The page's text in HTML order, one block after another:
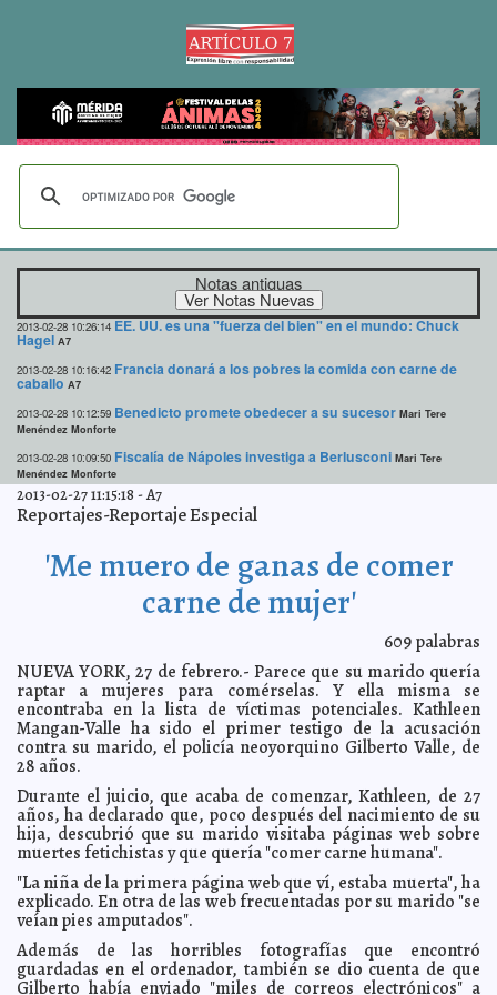
Notas antiguas
2013-02-28 10:26:14 EE. UU. es una "fuerza del bien" en el mundo: Chuck
Hagel A7
2013-02-28 10:16:42 Francia donará a los pobres la comida con carne de
caballo A7
2013-02-28 10:12:59 Benedicto promete obedecer a su sucesor Mari Tere
Menéndez Monforte
2013-02-28 10:09:50 Fiscalía de Nápoles investiga a Berlusconi Mari Tere
Menéndez Monforte
2013-02-28 08:14:57 ¿Quiénes son los turistas que vienen a México?
2013-02-28 08:07:55 Madre de niña de 9 años niega abuso sexual
2013-02-28 08:06:05 Más de 200 rayas varan en la Franja de Gaza A7
Amantes se suicidan lanzándose al río Yangtsé
Capturan 'vampiro marino' en río de Nueva Jersey
2013-02-27 23:45:17 El príncipe Harry vuelve a la escuela en Lesotho Mari Tere
Menéndez Monforte
2013-02-27 23:43:34 Yucatán, Estado seguro para estadounidenses: la
Cónsul A7
2013-02-27 23:37:49 Refrenda el Presidente su compromiso con el
magisterio nacional A7
2013-02-27 21:39:53 GOLPE POLÍTICO A LA HOFFA MEXICANA De Varios
2013-02-27 21:38:08 Turnan a comisiones iniciativa de Ley del senador
Daniel Ávila A7
Tres familias pobres estrenan casa en San José Tzal
2013-02-27 21:36:27 SCT anuncia inversión millonaria en carreteras de
Yucatán A7
2013-02-27 11:15:18 -A7
Reportajes-Reportaje Especial
'Me muero de ganas de comer
carne de mujer'
609palabras
NUEVA YORK, 27 de febrero.- Parece que su marido quería
raptar a mujeres para comérselas. Y ella misma se
encontraba en la lista de víctimas potenciales. Kathleen
Mangan-Valle ha sido el primer testigo de la acusación
contra su marido, el policía neoyorquino Gilberto Valle, de
28 años.
Durante el juicio, que acaba de comenzar, Kathleen, de 27
años, ha declarado que, poco después del nacimiento de su
hija, descubrió que su marido visitaba páginas web sobre
muertes fetichistas y que quería "comer carne humana".
"La niña de la primera página web que ví, estaba muerta", ha
explicado. En otra de las web frecuentadas por su marido "se
veían pies amputados".
Además de las horribles fotografías que encontró
guardadas en el ordenador, también se dio cuenta de que
Gilberto había enviado "miles de correos electrónicos" a